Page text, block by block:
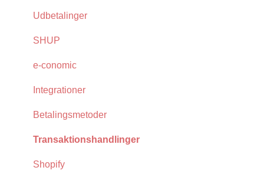
Udbetalinger
SHUP
e-conomic
Integrationer
Betalingsmetoder
Transaktionshandlinger
Shopify